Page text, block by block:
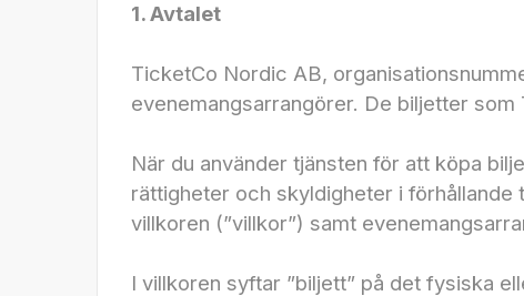
1. Avtalet
TicketCo Nordic AB,
evenemangsarrangörer. De biljetter
När du använder tjänsten för att köpa
rättigheter och skyldigheter i förhållande
villkoren (”villkor”) samt
I villkoren syftar ”biljett” på det fysiska